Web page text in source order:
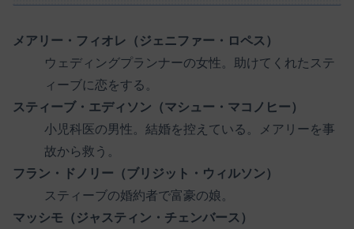
メアリー・フィオレ（ジェニファー・ロペス）
ウェディングプランナーの女性。助けてくれたステ
ィーブに恋をする。
スティーブ・エディソン（マシュー・マコノヒー）
小児科医の男性。結婚を控えている。メアリーを事
故から救う。
フラン・ドノリー（ブリジット・ウィルソン）
スティーブの婚約者で富豪の娘。
マッシモ（ジャスティン・チェンバース）